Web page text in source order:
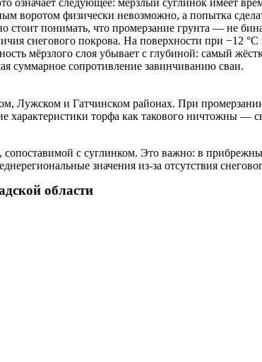
означает следующее: мёрзлый суглинок имеет
воротом физически невозможно, а попытка
понимать, что промерзание грунта — не
снегового покрова. На поверхности при −12 °C
мёрзлого слоя убывает с глубиной: самый
суммарное сопротивление завинчиванию сваи.
Лужском и Гатчинском районах. При
торфа как такового ничтожны —
с суглинком. Это важно: в
значения из-за отсутствия
области